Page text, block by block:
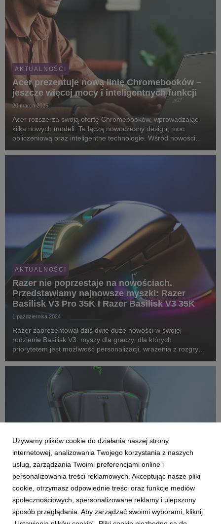
AKTUALNOŚCI
Acer prezentuje nową linię Chromebooków –
jeszcze więcej mocy i inteligentnych funkcji
20 marca 2025
Acer rozszerza swoją ofertę Chromebooków, wprowadzając
kilka nowych modeli. Te łączą nowoczesny design, moc
obliczeniową oraz inteligentne technologie. Wśród nowości
oraz ultraprzenośny Acer Chromebook Tab 311.
AKTUALNOŚCI
Razer nie poprzestaje na nowościach.
Przedstawiamy najnowsze myszki: Razer
Basilisk V3 Pro 35K I Razer Basilisk V3 35K
1 października 2024
Razer zaprezentował dziś dwie duże nowości w swojej
rodzienie Basilisk V3: myszy dla graczy, dla których
priorytetem jest możliwość personalizacji, wrażenia z rozgrywki
zupełnie nowa, w pełni konfigurowalna, bez...
AKTUALNOŚCI
Przedstawiamy Razer Freyja: pierwszą na
świecie matę haptyczną od Razer
Używamy plików cookie do działania naszej strony
internetowej, analizowania Twojego korzystania z naszych
usług, zarządzania Twoimi preferencjami online i
personalizowania treści reklamowych. Akceptując nasze pliki
cookie, otrzymasz odpowiednie treści oraz funkcje mediów
społecznościowych, spersonalizowane reklamy i ulepszony
sposób przeglądania. Aby zarządzać swoimi wyborami, kliknij